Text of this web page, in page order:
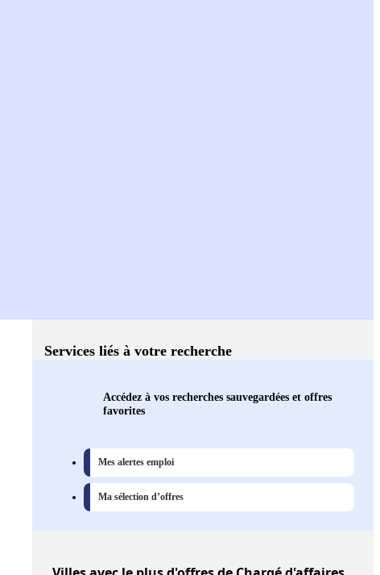
Services liés à votre recherche
Accédez à vos recherches sauvegardées et offres
favorites
Mes alertes emploi
Ma sélection d’offres